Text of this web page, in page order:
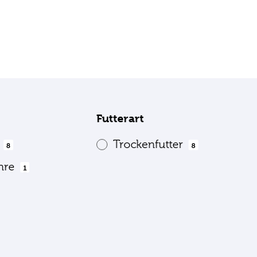
8
1
Futterart
Trockenfutter 8